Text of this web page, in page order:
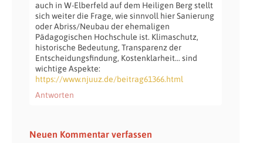
auch in W-Elberfeld auf dem Heiligen Berg stellt
sich weiter die Frage, wie sinnvoll hier Sanierung
oder Abriss/Neubau der ehemaligen
Pädagogischen Hochschule ist. Klimaschutz,
historische Bedeutung, Transparenz der
Entscheidungsfindung, Kostenklarheit… sind
wichtige Aspekte:
https://www.njuuz.de/beitrag61366.html
Antworten
Neuen Kommentar verfassen